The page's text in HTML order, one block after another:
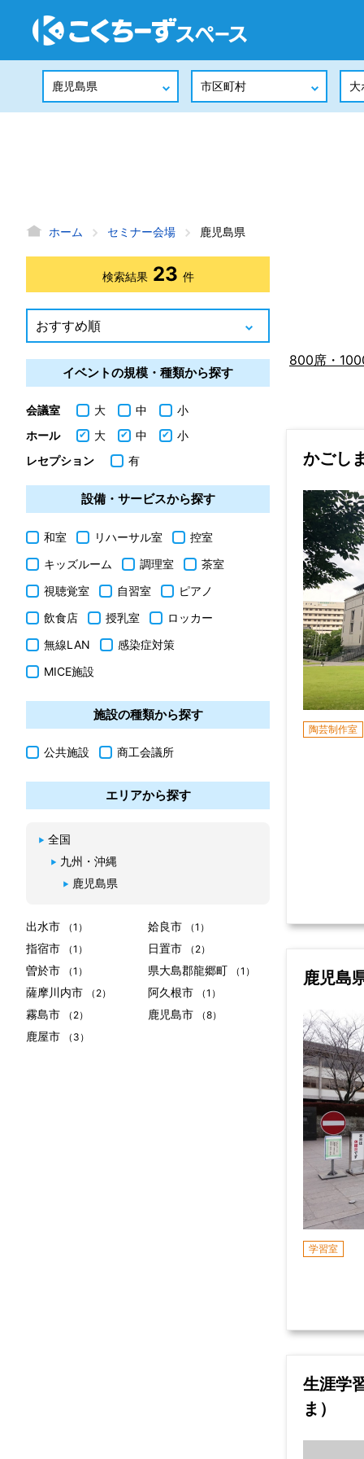
ホーム セミナー会場 鹿児島県
800席・
かごし
陶芸制作室
鹿児島
学習室
生涯学
ま）
検索結果 23 件
イベントの規模・種類から探す
会議室 大 中
小
ホール
大 中
小
レセプション
有
設備・サービスから探す
和室 リハーサル室
控室
キッズルーム
調理室
茶室
視聴覚室
自習室
ピアノ
飲食店
授乳室
ロッカー
無線LAN
感染症対策
MICE施設
施設の種類から探す
公共施設 商工会議所
エリアから探す
全国
九州・沖縄
鹿児島県
出水市 （1） 姶良市 （1）
指宿市 （1） 日置市 （2）
曽於市 （1） 県大島郡龍郷町 （1）
薩摩川内市 （2） 阿久根市 （1）
霧島市 （2） 鹿児島市 （8）
鹿屋市 （3）